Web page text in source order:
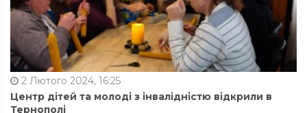
2 Лютого 2024, 16:25
Центр дітей та молоді з інвалідністю відкрили в
Тернополі